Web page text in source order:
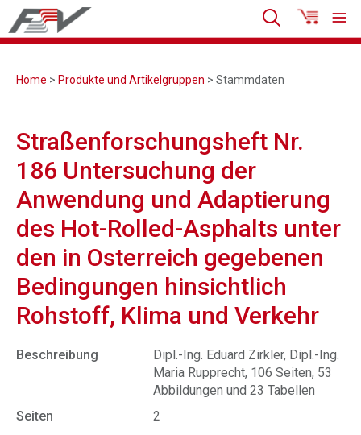
Home > Produkte und Artikelgruppen > Stammdaten
Straßenforschungsheft Nr.
186 Untersuchung der
Anwendung und Adaptierung
des Hot-Rolled-Asphalts unter
den in Osterreich gegebenen
Bedingungen hinsichtlich
Rohstoff, Klima und Verkehr
Beschreibung
Dipl.-Ing. Eduard Zirkler, Dipl.-Ing.
Maria Rupprecht, 106 Seiten, 53
Abbildungen und 23 Tabellen
Seiten
2